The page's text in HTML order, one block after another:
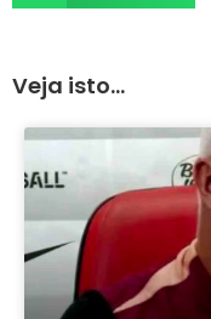
Veja isto...